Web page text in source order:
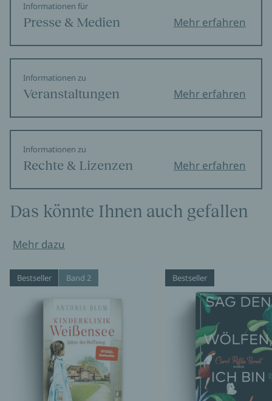
Informationen für
Presse & Medien Mehr erfahren
Informationen zu
Veranstaltungen Mehr erfahren
Informationen zu
Rechte & Lizenzen Mehr erfahren
Das könnte Ihnen auch gefallen
Mehr dazu
Bestseller Band 2 Bestseller